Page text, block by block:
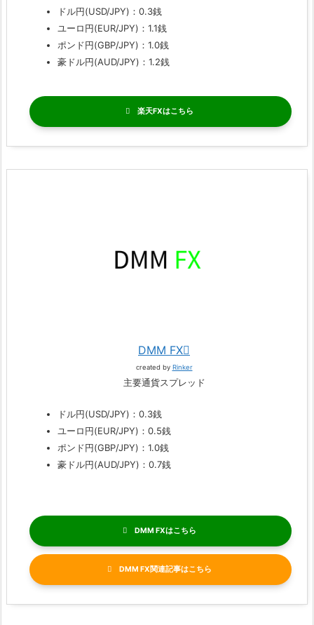
ドル円(USD/JPY)：0.3銭
ユーロ円(EUR/JPY)：1.1銭
ポンド円(GBP/JPY)：1.0銭
豪ドル円(AUD/JPY)：1.2銭
楽天FX
DMM FX
created by Rinker
主要通貨スプレッド
ドル円(USD/JPY)：0.3銭
ユーロ円(EUR/JPY)：0.5銭
ポンド円(GBP/JPY)：1.0銭
豪ドル円(AUD/JPY)：0.7銭
DMM FX
DMM FX関連記事